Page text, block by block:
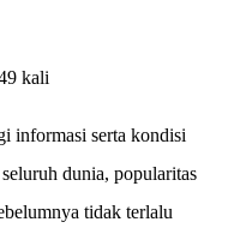
kali
informasi serta kondisi
dunia, popularitas
tidak terlalu